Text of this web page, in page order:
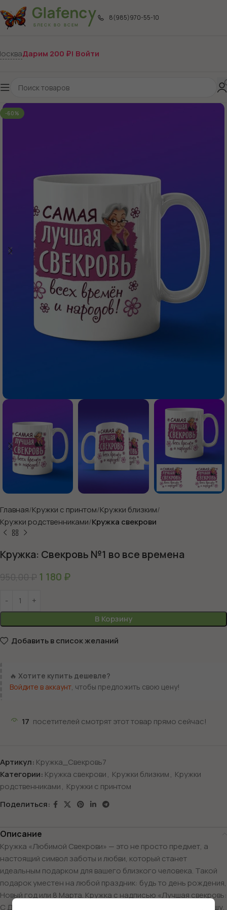
8(985)970-55-10
Дарим 200 ₽! Войти
-60%
Главная Кружки с принтом Кружки близким
Кружки родственниками Кружка свекрови
Кружка: Свекровь №1 во все времена
950,00₽ 1 180 ₽
В Корзину
Добавить в список желаний
🔥 Хотите купить дешевле?
Войдите в аккаунт , чтобы предложить свою цену!
17 посетителей смотрят этот товар прямо сейчас!
Артикул: Кружка_Свекровь7
Категории: Кружка свекрови, Кружки близким, Кружки
родственниками, Кружки с принтом
Поделиться:
Описание
Кружка «Любимой Свекрови» — это не просто предмет, а
настоящий символ заботы и любви, который станет
идеальным подарком для вашего близкого человека. Такой
подарок уместен на любой праздник: будь то день рождения,
Новый год или 8 Марта. Кружка с надписью «Лучшая свекровь:
С Днём Рождения!» поднимет её настроение и согреет душу,